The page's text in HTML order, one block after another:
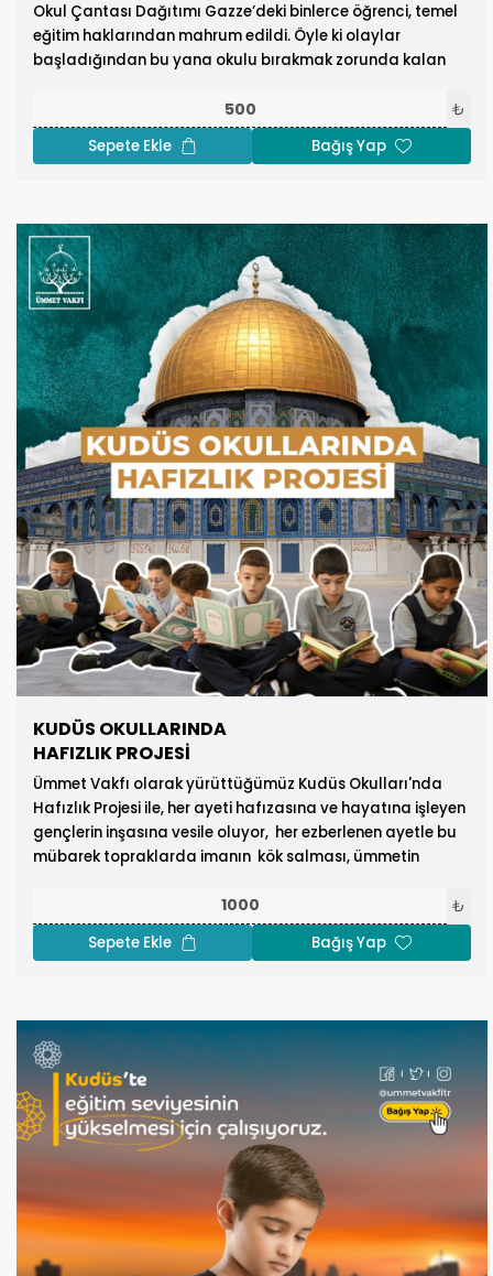
Okul Çantası Dağıtımı Gazze’deki binlerce öğrenci, temel
eğitim haklarından mahrum edildi. Öyle ki olaylar
başladığından bu yana okulu bırakmak zorunda kalan
Bu projeyle, Gazzeli çocukların eğitimlerini
tamamlayabilmeleri için gerekli araçları temin etmeyi
amaçlanmaktadır. Öğrencilere Okul Çantası projesiyle,
eğitim-öğretim yılı başında gerçekleştirmeye gayret ettiği
Okul Çantası projesiyle, Kudüslü öğrencilere hizmet
etmeyi ve ihtiyaç sahibi ailelerin üzerindeki yükü
hafifletmeyi hedefliyoruz. Okul çantası, her ne kadar basit
bir materyal olarak gözükse bile birçok aile bunun
temininde zorlanıyor ve çocukları eğitim hakkından
mahrum kalıyor. Proje, Kudüs şehrinde, içinde her türlü
kırtasiye malzemesi mevcut bulunan 1500 adet okul
çantası temin etmeyi amaçlamaktadır. Okul çantalarının
Kudüs esnafından satın alınmasıyla, buradaki esnaf da
projeden faydalanacaktır. Bütün bu çaba, mukaddes
Kudüs şehrimizin insanına destekte bulunmak içindir.
Binlerce öğrencinin daha iyi bir gelecek inşa etmesi için siz
de onlara destek olun! Bağış tutarını arzu ettiğiniz
miktarda değiştirebilirsiniz.
₺
Sepete Ekle Bağış Yap
KUDÜS OKULLARINDA
HAFIZLIK PROJESI
Ümmet Vakfı olarak yürüttüğümüz Kudüs Okulları'nda
Hafızlık Projesi ile, her ayeti hafızasına ve hayatına işleyen
gençlerin inşasına vesile oluyor, her ezberlenen ayetle bu
mübarek topraklarda imanın kök salması, ümmetin
Kur’an’ı kalbine alan bir nesil, Kudüs’ü koruyacak bir
gelecek demektir. Kudüs'ü Kur-an ile aydınlatacak
gençlerin eğitimleri için Kudüs Okulları'nda Hafızlık
₺
Sepete Ekle Bağış Yap